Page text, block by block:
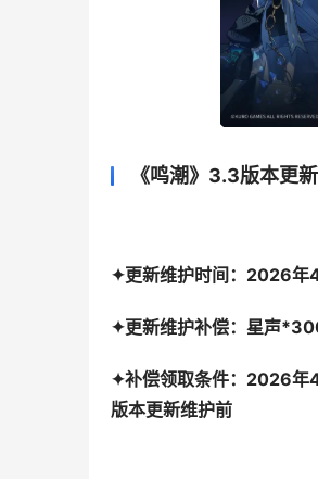
《鸣潮》3.3版本更
✦更新维护时间： 2026年
✦更新维护补偿：星声
✦补偿领取条件：2026年
版本更新维护前